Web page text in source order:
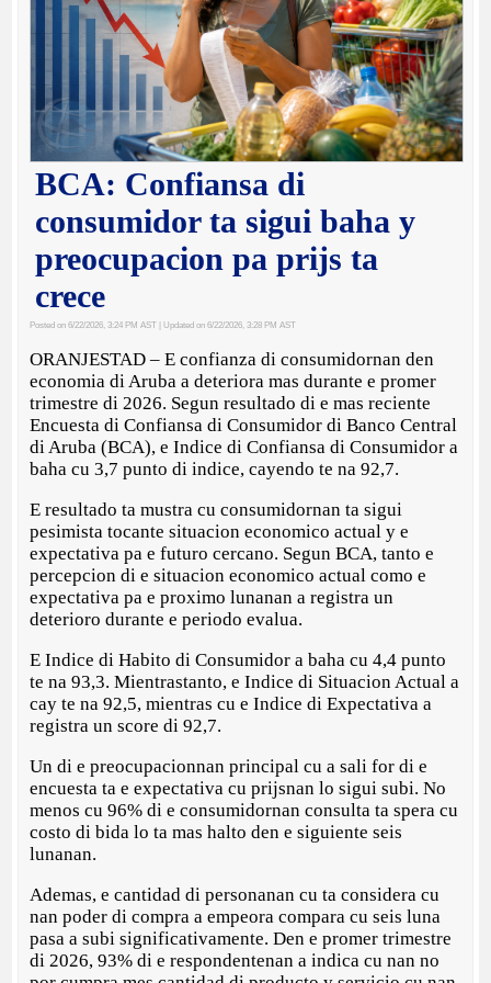
BCA: Confiansa di
consumidor ta sigui baha y
preocupacion pa prijs ta
crece
Posted on 6/22/2026, 3:24 PM AST | Updated on 6/22/2026, 3:28 PM AST
ORANJESTAD – E confianza di consumidornan den
economia di Aruba a deteriora mas durante e promer
trimestre di 2026. Segun resultado di e mas reciente
Encuesta di Confiansa di Consumidor di Banco Central
di Aruba (BCA), e Indice di Confiansa di Consumidor a
baha cu 3,7 punto di indice, cayendo te na 92,7.
E resultado ta mustra cu consumidornan ta sigui
pesimista tocante situacion economico actual y e
expectativa pa e futuro cercano. Segun BCA, tanto e
percepcion di e situacion economico actual como e
expectativa pa e proximo lunanan a registra un
deterioro durante e periodo evalua.
E Indice di Habito di Consumidor a baha cu 4,4 punto
te na 93,3. Mientrastanto, e Indice di Situacion Actual a
cay te na 92,5, mientras cu e Indice di Expectativa a
registra un score di 92,7.
Un di e preocupacionnan principal cu a sali for di e
encuesta ta e expectativa cu prijsnan lo sigui subi. No
menos cu 96% di e consumidornan consulta ta spera cu
costo di bida lo ta mas halto den e siguiente seis
lunanan.
Ademas, e cantidad di personanan cu ta considera cu
nan poder di compra a empeora compara cu seis luna
pasa a subi significativamente. Den e promer trimestre
di 2026, 93% di e respondentenan a indica cu nan no